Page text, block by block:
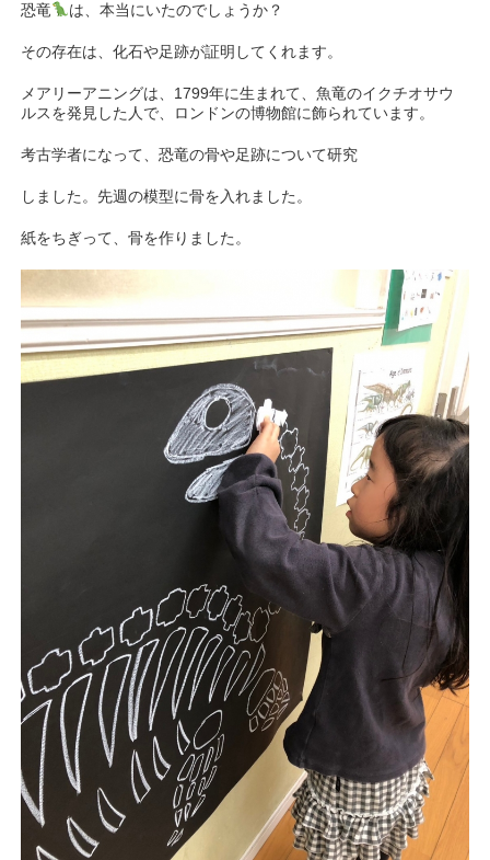
恐竜 は、本当にいたのでしょうか？
その存在は、化石や足跡が証明してくれます。
メアリーアニングは、1799年に生まれて、魚竜のイクチオサウ
ルスを発見した人で、ロンドンの博物館に飾られています。
考古学者になって、恐竜の骨や足跡について研究
しました。先週の模型に骨を入れました。
紙をちぎって、骨を作りました。